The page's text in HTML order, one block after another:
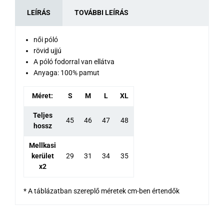
LEÍRÁS TOVÁBBI LEÍRÁS
női póló
rövid ujjú
A póló fodorral van ellátva
Anyaga: 100% pamut
Méret: S M L XL
Teljes
hossz
45 46 47 48
Mellkasi
kerület
x2
29 31 34 35
* A táblázatban szereplő méretek cm-ben értendők